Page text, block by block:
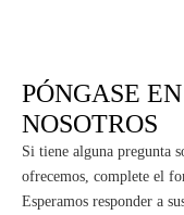
PÓNGASE
NOSOTROS
Si tiene alguna pregunta
ofrecemos, complete el
Esperamos responder a